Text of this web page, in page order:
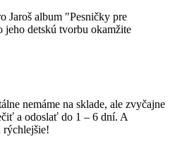
Jaroš album "Pesničky pre
jeho detskú tvorbu okamžite
nemáme na sklade, ale zvyčajne
a odoslať do 1 – 6 dní. A
rýchlejšie!